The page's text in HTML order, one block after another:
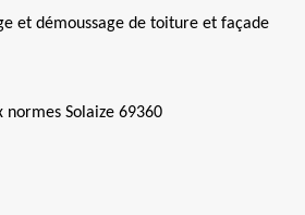
et démoussage de toiture et façade
Solaize 69360